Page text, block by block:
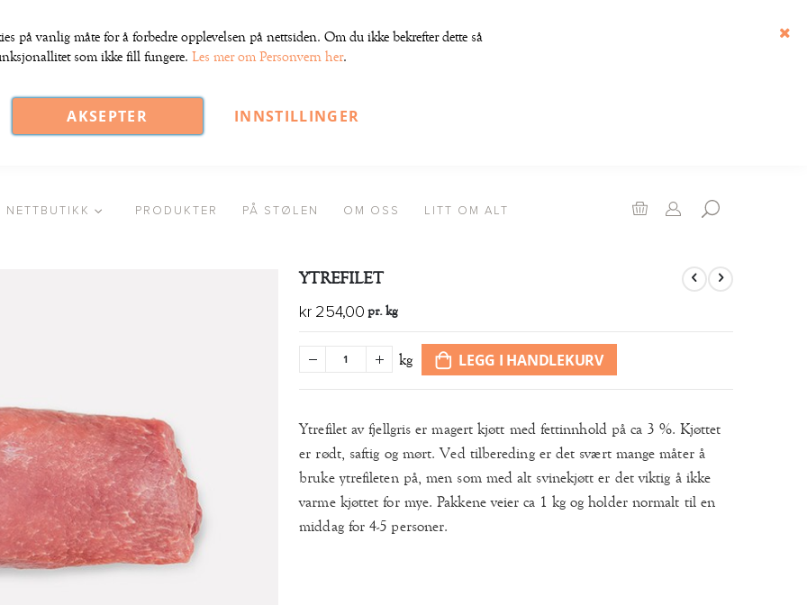
på vanlig måte for å forbedre opplevelsen på nettsiden. Om du ikke bekrefter dette så
som ikke fill fungere. Les mer om Personvern her.
AKSEPTER INNSTILLINGER
Handlekurv
NETTBUTIKK PRODUKTER PÅ STØLEN OM OSS LITT OM ALT
YTREFILET
kr 254,00 pr. kg
kg LEGG I HANDLEKURV
Ytrefilet av fjellgris er magert kjøtt med fettinnhold på ca 3 %. Kjøttet
er rødt, saftig og mørt. Ved tilbereding er det svært mange måter å
bruke ytrefileten på, men som med alt svinekjøtt er det viktig å ikke
varme kjøttet for mye. Pakkene veier ca 1 kg og holder normalt til en
middag for 4-5 personer.